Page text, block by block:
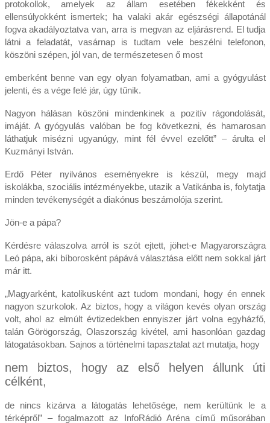
protokollok, amelyek az állam esetében fékekként és
ellensúlyokként ismertek; ha valaki akár egészségi állapotánál
fogva akadályoztatva van, arra is megvan az eljárásrend. El tudja
látni a feladatát, vasárnap is tudtam vele beszélni telefonon,
köszöni szépen, jól van, de természetesen ő most
emberként benne van egy olyan folyamatban, ami a gyógyulást
jelenti, és a vége felé jár, úgy tűnik.
Nagyon hálásan köszöni mindenkinek a pozitív rágondolását,
imáját. A gyógyulás valóban be fog következni, és hamarosan
láthatjuk misézni ugyanúgy, mint fél évvel ezelőtt” – árulta el
Kuzmányi István.
Erdő Péter nyilvános eseményekre is készül, megy majd
iskolákba, szociális intézményekbe, utazik a Vatikánba is, folytatja
minden tevékenységét a diakónus beszámolója szerint.
Jön-e a pápa?
Kérdésre válaszolva arról is szót ejtett, jöhet-e Magyarországra
Leó pápa, aki bíborosként pápává választása előtt nem sokkal járt
már itt.
„Magyarként, katolikusként azt tudom mondani, hogy én ennek
nagyon szurkolok. Az biztos, hogy a világon kevés olyan ország
volt, ahol az elmúlt évtizedekben ennyiszer járt volna egyházfő,
talán Görögország, Olaszország kivétel, ami hasonlóan gazdag
látogatásokban. Sajnos a történelmi tapasztalat azt mutatja, hogy
nem biztos, hogy az első helyen állunk úti
célként,
de nincs kizárva a látogatás lehetősége, nem kerültünk le a
térképről” – fogalmazott az InfoRádió Aréna című műsorában